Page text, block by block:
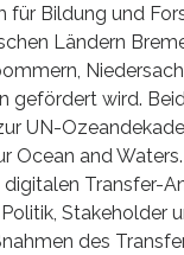
für Bildung und
Ländern
gefördert wird.
UN-
Ocean and
Transfer-
Stakeholder
des